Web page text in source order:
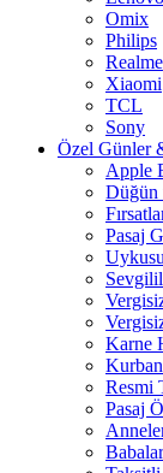
Omix
Philips
Realme
Xiaomi
TCL
Sony
Özel Günler
Apple
Düğün
Pasaj
Karne
Resmi
Pasaj